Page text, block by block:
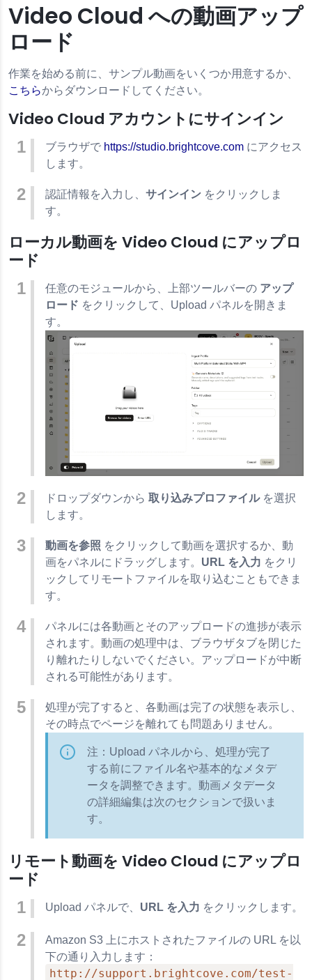
Video Cloud への動画アップ
ロード
作業を始める前に、サンプル動画をいくつか用意するか、
こちらからダウンロードしてください。
Video Cloud アカウントにサインイン
ブラウザで https://studio.brightcove.com にアクセス
します。
認証情報を入力し、 サインイン をクリックしま
す。
ローカル動画を Video Cloud にアップロ
ード
任意のモジュールから、上部ツールバーの アップ
ロード をクリックして、Upload パネルを開きま
す。
ドロップダウンから 取り込みプロファイルを選択
します。
動画を参照 をクリックして動画を選択するか、動
画をパネルにドラッグします。 URL を入力 をクリ
ックしてリモートファイルを取り込むこともできま
す。
パネルには各動画とそのアップロードの進捗が表示
されます。動画の処理中は、ブラウザタブを閉じた
り離れたりしないでください。アップロードが中断
される可能性があります。
処理が完了すると、各動画は完了の状態を表示し、
その時点でページを離れても問題ありません。
注：Upload パネルから、処理が完了
する前にファイル名や基本的なメタデ
ータを調整できます。動画メタデータ
の詳細編集は次のセクションで扱いま
す。
リモート動画を Video Cloud にアップロ
ード
Upload パネルで、 URL を入力 をクリックします。
Amazon S3 上にホストされたファイルの URL を以
下の通り入力します：
http://support.brightcove.com/test-